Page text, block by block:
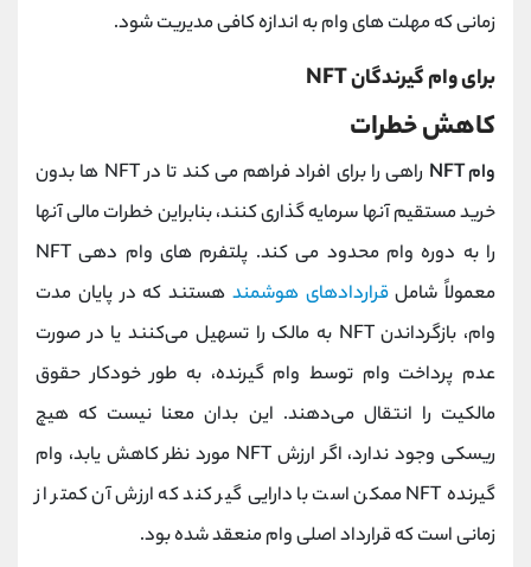
زمانی که مهلت های وام به اندازه کافی مدیریت شود.
برای وام گیرندگان NFT
کاهش خطرات
وام NFT
راهی را برای افراد فراهم می کند تا در NFT ها بدون
خرید مستقیم آنها سرمایه گذاری کنند، بنابراین خطرات مالی آنها
را به دوره وام محدود می کند. پلتفرم‌ های وام‌ دهی NFT
معمولاً شاملقراردادهای هوشمند هستند که در پایان مدت
وام، بازگرداندن NFT به مالک را تسهیل می‌کنند یا در صورت
عدم پرداخت وام توسط وام گیرنده، به طور خودکار حقوق
مالکیت را انتقال می‌دهند. این بدان معنا نیست که هیچ
ریسکی وجود ندارد، اگر ارزش NFT مورد نظر کاهش یابد، وام
گیرنده NFT ممکن است با دارایی‌ گیر کند که ارزش آن کمتر از
زمانی است که قرارداد اصلی وام منعقد شده بود.